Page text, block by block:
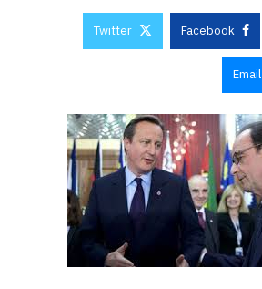
Facebook
Twitter
Email